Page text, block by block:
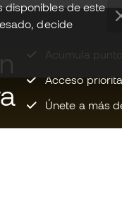
disponibles de este
decide
Acumula
Acceso
Únete a más